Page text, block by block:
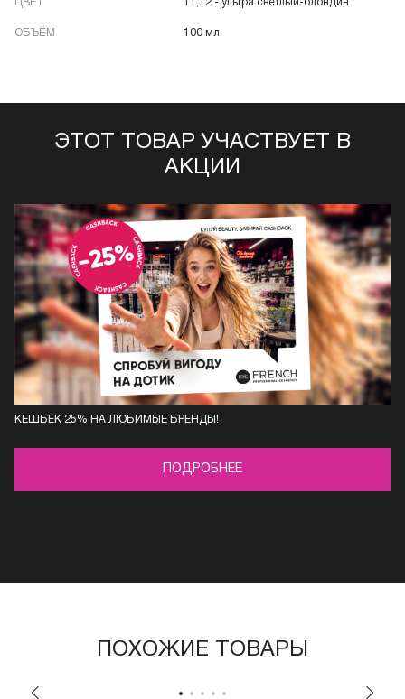
ЦВЕТ 11,12 - ультра светлый-блондин
ОБЪЁМ 100 мл
ЭТОТ ТОВАР УЧАСТВУЕТ В
АКЦИИ
КЕШБЕК 25% НА ЛЮБИМЫЕ БРЕНДЫ!
ПОДРОБНЕЕ
ПОХОЖИЕ ТОВАРЫ